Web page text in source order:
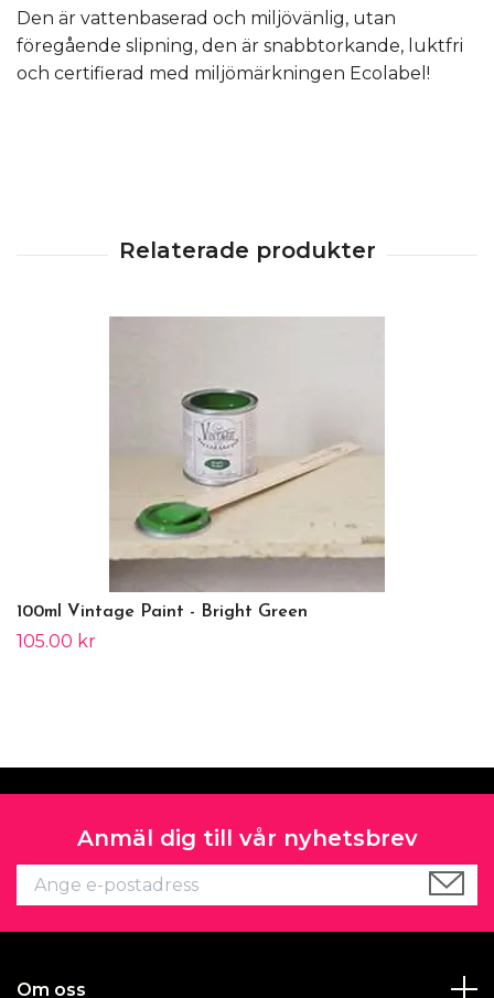
Den är vattenbaserad och miljövänlig, utan
föregående slipning, den är snabbtorkande, luktfri
och certifierad med miljömärkningen Ecolabel!
100ml Vintage Paint - Bright Green
105.00 kr
Anmäl dig till vår nyhetsbrev
Om oss